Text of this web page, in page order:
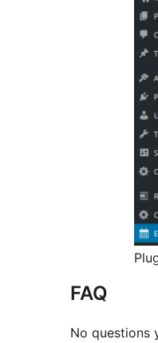
FAQ
No questions